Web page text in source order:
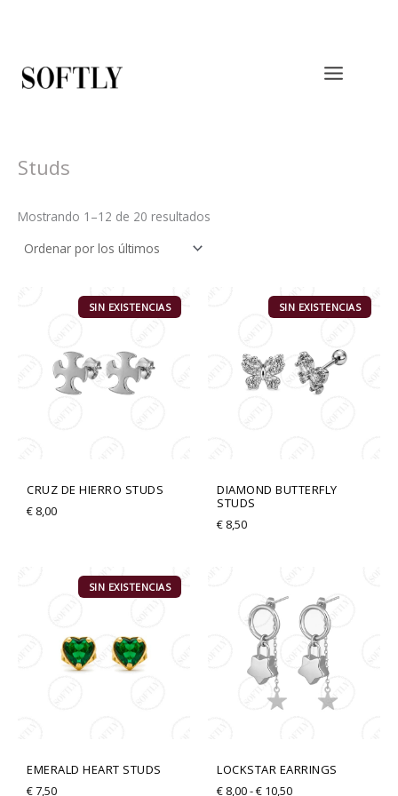
Studs
Mostrando 1–12 de 20 resultados
SIN EXISTENCIAS
CRUZ DE HIERRO STUDS
€ 8,00
SIN EXISTENCIAS
DIAMOND BUTTERFLY
STUDS
€ 8,50
SIN EXISTENCIAS
EMERALD HEART STUDS
€7,50
LOCKSTAR EARRINGS
€ 8,00-€ 10,50
precios:
desde
€ 8,00
hasta
€ 10,50